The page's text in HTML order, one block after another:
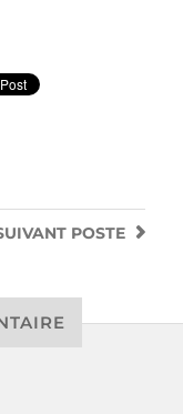
POSTE